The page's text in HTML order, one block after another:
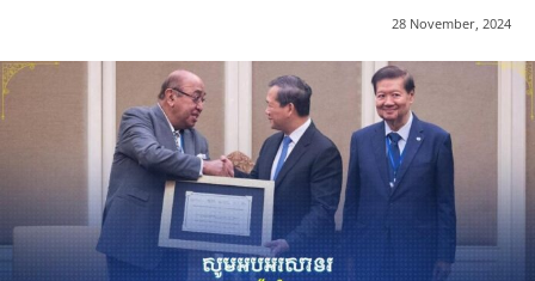
28 November, 2024